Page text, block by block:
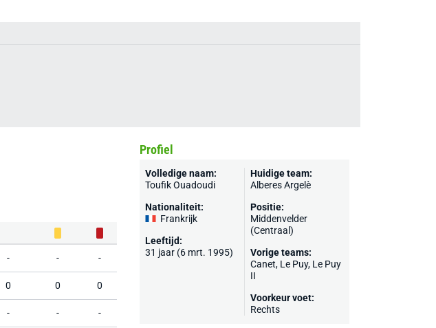
- - -
0 0 0
- - -
Profiel
Volledige naam:
Toufik Ouadoudi
Nationaliteit:
Frankrijk
Leeftijd:
31 jaar (6 mrt. 1995)
Huidige team:
Alberes Argelè
Positie:
Middenvelder
(Centraal)
Vorige teams:
Canet, Le Puy, Le Puy
II
Voorkeur voet:
Rechts